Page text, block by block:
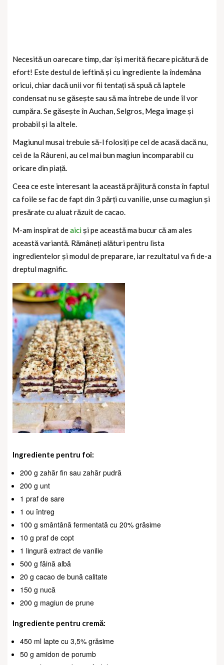
Necesită un oarecare timp, dar își merită fiecare picătură de
efort! Este destul de ieftină și cu ingrediente la îndemâna
oricui, chiar dacă unii vor fii tentați să spuă că laptele
condensat nu se găsește sau să ma întrebe de unde îl vor
cumpăra. Se găsește în Auchan, Selgros, Mega image și
probabil și la altele.
Magiunul musai trebuie să-l folosiți pe cel de acasă dacă nu,
cei de la Râureni, au cel mai bun magiun incomparabil cu
oricare din piață.
Ceea ce este interesant la această prăjitură consta în faptul
ca foile se fac de fapt din 3 părți cu vanilie, unse cu magiun și
presărate cu aluat răzuit de cacao.
M-am inspirat deaiciși pe această ma bucur că am ales
această variantă. Rămâneți alături pentru lista
ingredientelor și modul de preparare, iar rezultatul va fi de-a
dreptul magnific.
Ingrediente pentru foi:
200 g zahăr fin sau zahăr pudră
200 g unt
1 praf de sare
1 ou întreg
100 g smântână fermentată cu 20% grăsime
10 g praf de copt
1 lingură extract de vanilie
500 g făină albă
20 g cacao de bună calitate
150 g nucă
200 g magiun de prune
Ingrediente pentru cremă:
450 ml lapte cu 3,5% grăsime
50 g amidon de porumb